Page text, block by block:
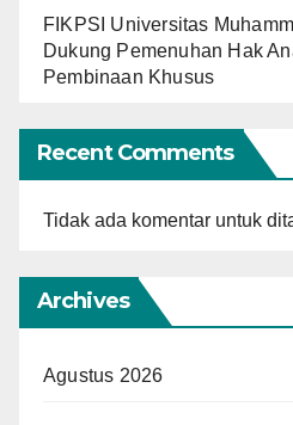
FIKPSI Universitas
Dukung Pemenuhan Hak
Pembinaan Khusus
Recent Comments
Tidak ada komentar untuk
Archives
Agustus 2026